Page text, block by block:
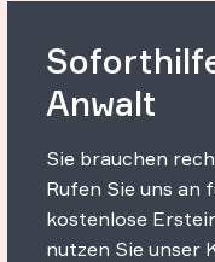
Anwalt
Sie brauchen
Rufen Sie uns an
kostenlose
nutzen Sie unser